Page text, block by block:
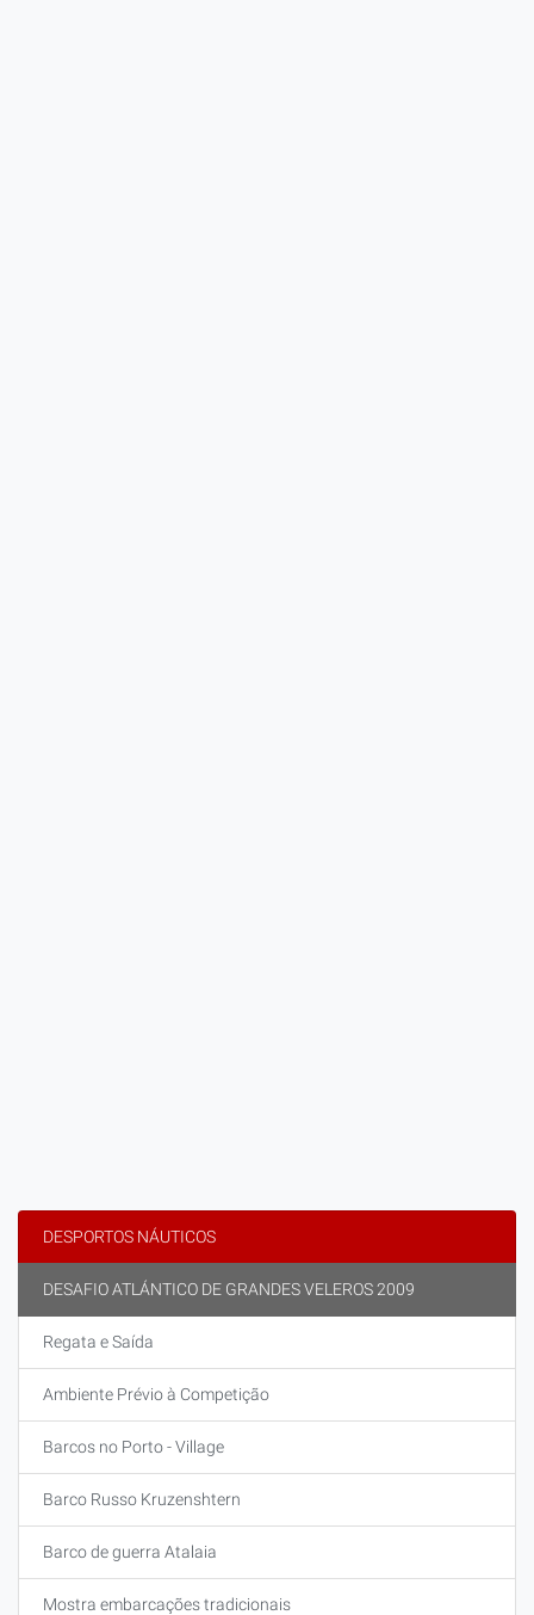
DESPORTOS NÁUTICOS
DESAFIO ATLÁNTICO DE GRANDES VELEROS 2009
Regata e Saída
Ambiente Prévio à Competição
Barcos no Porto - Village
Barco Russo Kruzenshtern
Barco de guerra Atalaia
Mostra embarcações tradicionais